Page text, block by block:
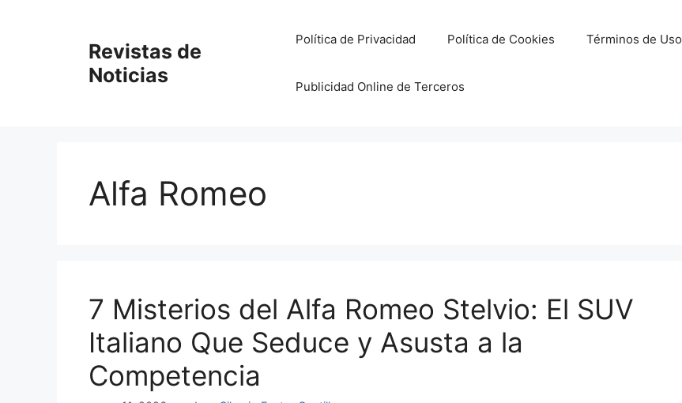
Revistas de
Noticias
Política de Privacidad Política de Cookies Términos de Uso
Publicidad Online de Terceros
Alfa Romeo
7 Misterios del Alfa Romeo Stelvio: El SUV
Italiano Que Seduce y Asusta a la
Competencia